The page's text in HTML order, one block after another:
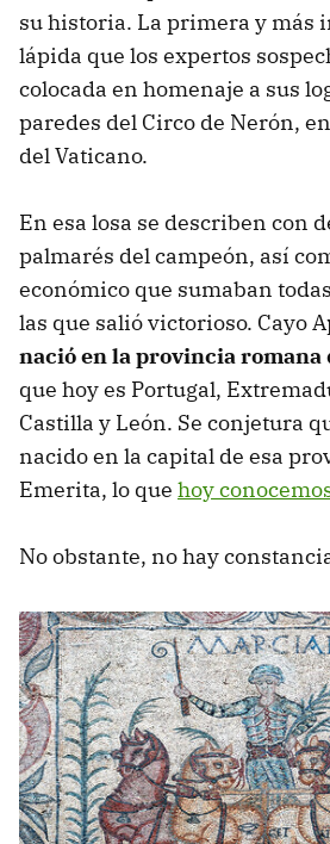
su historia. La primera y más
lápida que los expertos
colocada en homenaje a sus
paredes del Circo de Nerón,
del Vaticano.
En esa losa se describen con
palmarés del campeón, así
económico que sumaban
las que salió victorioso. Cayo
nació en la provincia romana
que hoy es Portugal,
Castilla y León. Se conjetura
nacido en la capital de esa
Emerita, lo que hoy
No obstante, no hay